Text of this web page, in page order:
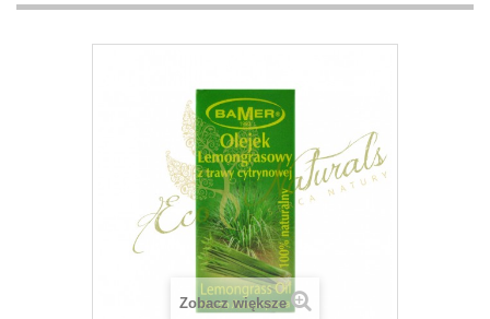
Zobacz większe